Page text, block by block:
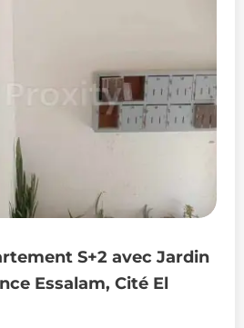
S+2 avec Jardin
Essalam, Cité El